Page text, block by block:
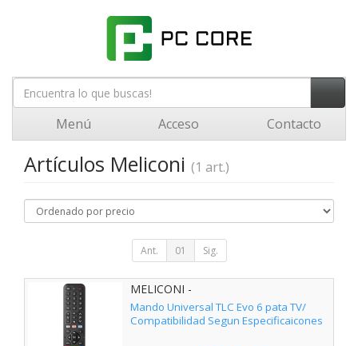
Menú Acceso Contacto
Artículos Meliconi (1 art.)
Ant. 01 Sig.
MELICONI -
Mando Universal TLC Evo 6 pata TV/
Compatibilidad Segun Especificaicones